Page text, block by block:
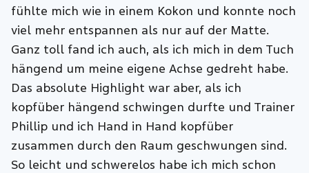
fühlte mich wie in einem Kokon und konnte noch
viel mehr entspannen als nur auf der Matte.
Ganz toll fand ich auch, als ich mich in dem Tuch
hängend um meine eigene Achse gedreht habe.
Das absolute Highlight war aber, als ich
kopfüber hängend schwingen durfte und Trainer
Phillip und ich Hand in Hand kopfüber
zusammen durch den Raum geschwungen sind.
So leicht und schwerelos habe ich mich schon